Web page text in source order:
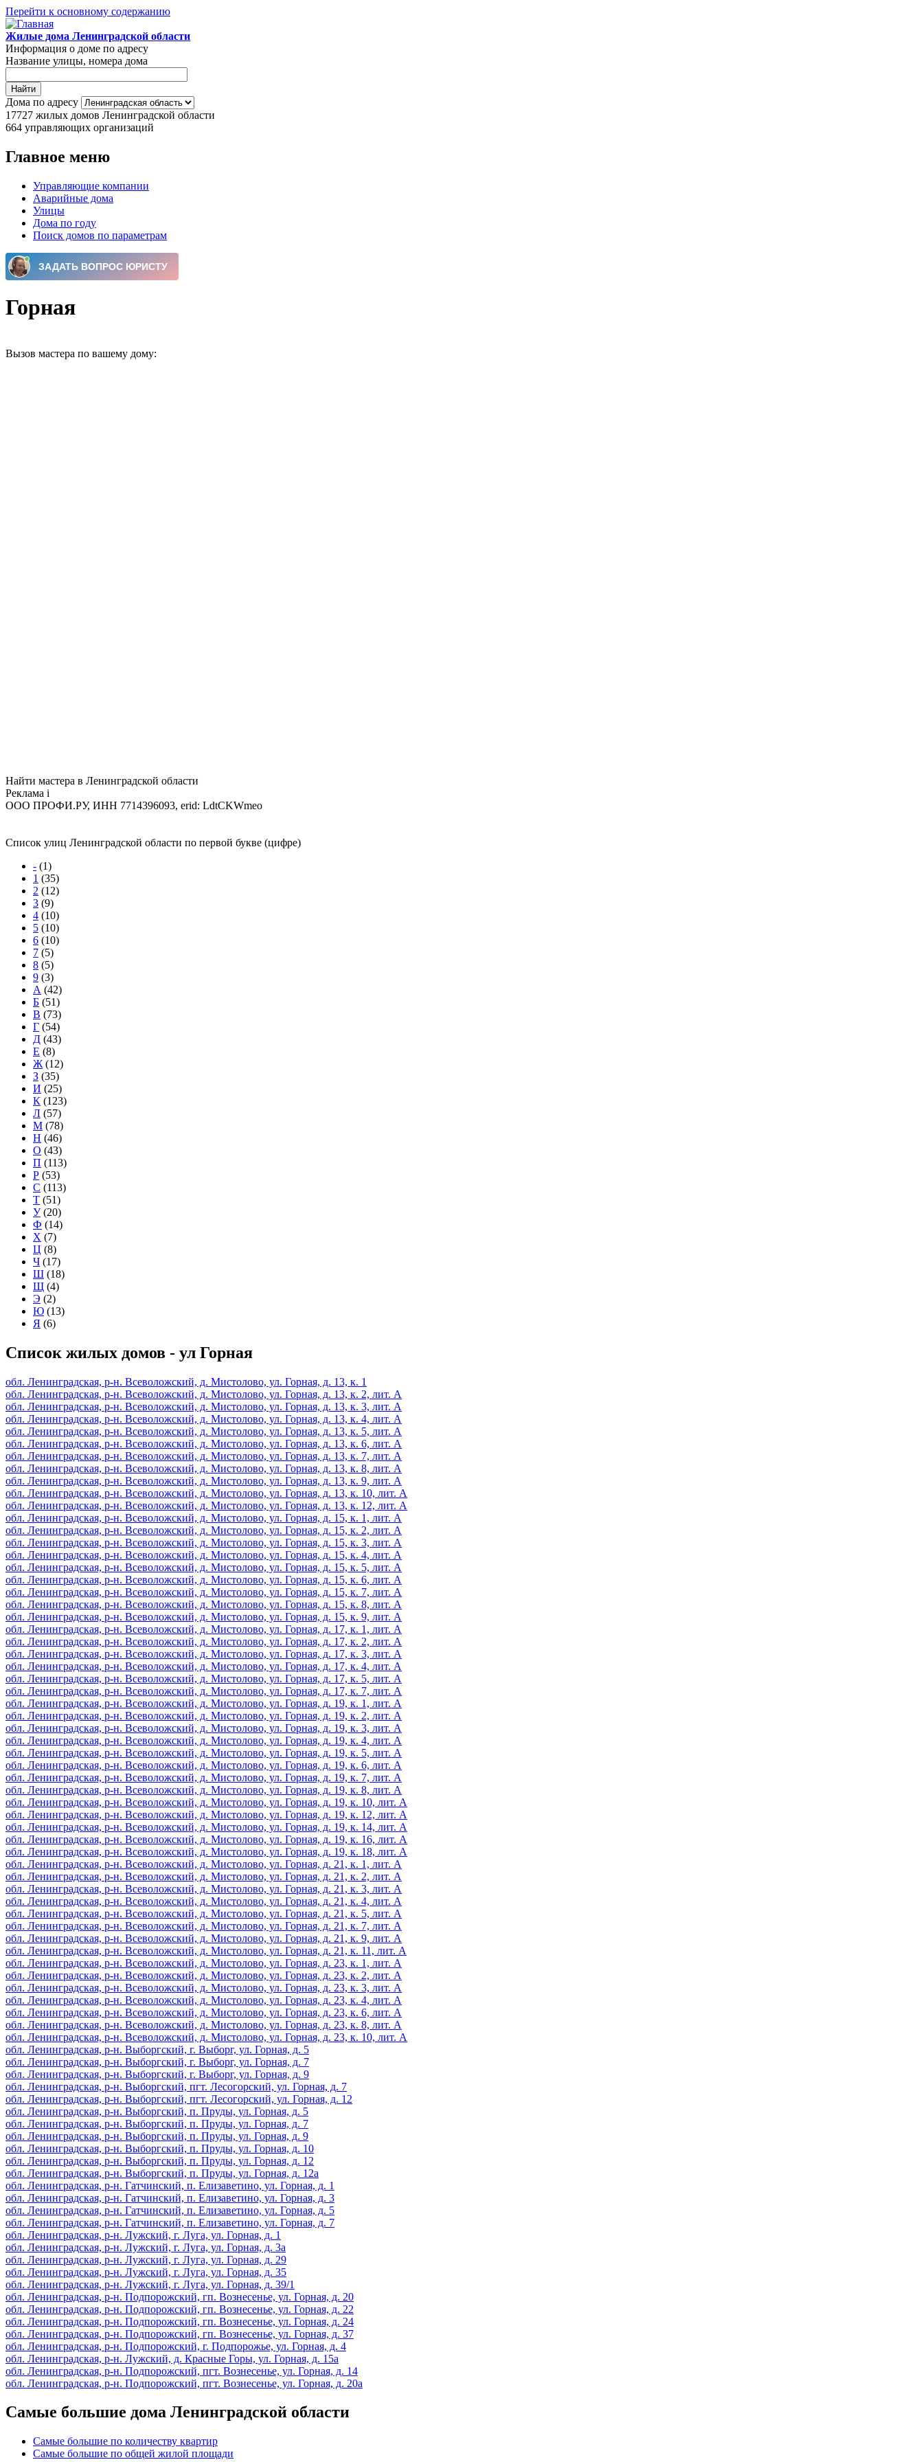
Перейти к основному содержанию
Жилые дома Ленинградской области
Информация о доме по адресу
Название улицы, номера дома
Дома по адресу
17727 жилых домов Ленинградской области
664 управляющих организаций
Главное меню
Управляющие компании
Аварийные дома
Улицы
Дома по году
Поиск домов по параметрам
Горная
Вызов мастера по вашему дому:
Найти мастера в Ленинградской области
Реклама i
ООО ПРОФИ.РУ, ИНН 7714396093, erid: LdtCKWmeo
Список улиц Ленинградской области по первой букве (цифре)
- (1)
1 (35)
2 (12)
3 (9)
4 (10)
5 (10)
6 (10)
7 (5)
8 (5)
9 (3)
А (42)
Б (51)
В (73)
Г (54)
Д (43)
Е (8)
Ж (12)
З (35)
И (25)
К (123)
Л (57)
М (78)
Н (46)
О (43)
П (113)
Р (53)
С (113)
Т (51)
У(20)
Ф (14)
Х (7)
Ц (8)
Ч (17)
Ш (18)
Щ (4)
Э (2)
Ю (13)
Я (6)
Список жилых домов - ул Горная
обл. Ленинградская, р-н. Всеволожский, д. Мистолово, ул. Горная, д. 13, к. 1
обл. Ленинградская, р-н. Всеволожский, д. Мистолово, ул. Горная, д. 13, к. 2, лит. А
обл. Ленинградская, р-н. Всеволожский, д. Мистолово, ул. Горная, д. 13, к. 3, лит. А
обл. Ленинградская, р-н. Всеволожский, д. Мистолово, ул. Горная, д. 13, к. 4, лит. А
обл. Ленинградская, р-н. Всеволожский, д. Мистолово, ул. Горная, д. 13, к. 5, лит. А
обл. Ленинградская, р-н. Всеволожский, д. Мистолово, ул. Горная, д. 13, к. 6, лит. А
обл. Ленинградская, р-н. Всеволожский, д. Мистолово, ул. Горная, д. 13, к. 7, лит. А
обл. Ленинградская, р-н. Всеволожский, д. Мистолово, ул. Горная, д. 13, к. 8, лит. А
обл. Ленинградская, р-н. Всеволожский, д. Мистолово, ул. Горная, д. 13, к. 9, лит. А
обл. Ленинградская, р-н. Всеволожский, д. Мистолово, ул. Горная, д. 13, к. 10, лит. А
обл. Ленинградская, р-н. Всеволожский, д. Мистолово, ул. Горная, д. 13, к. 12, лит. А
обл. Ленинградская, р-н. Всеволожский, д. Мистолово, ул. Горная, д. 15, к. 1, лит. А
обл. Ленинградская, р-н. Всеволожский, д. Мистолово, ул. Горная, д. 15, к. 2, лит. А
обл. Ленинградская, р-н. Всеволожский, д. Мистолово, ул. Горная, д. 15, к. 3, лит. А
обл. Ленинградская, р-н. Всеволожский, д. Мистолово, ул. Горная, д. 15, к. 4, лит. А
обл. Ленинградская, р-н. Всеволожский, д. Мистолово, ул. Горная, д. 15, к. 5, лит. А
обл. Ленинградская, р-н. Всеволожский, д. Мистолово, ул. Горная, д. 15, к. 6, лит. А
обл. Ленинградская, р-н. Всеволожский, д. Мистолово, ул. Горная, д. 15, к. 7, лит. А
обл. Ленинградская, р-н. Всеволожский, д. Мистолово, ул. Горная, д. 15, к. 8, лит. А
обл. Ленинградская, р-н. Всеволожский, д. Мистолово, ул. Горная, д. 15, к. 9, лит. А
обл. Ленинградская, р-н. Всеволожский, д. Мистолово, ул. Горная, д. 17, к. 1, лит. А
обл. Ленинградская, р-н. Всеволожский, д. Мистолово, ул. Горная, д. 17, к. 2, лит. А
обл. Ленинградская, р-н. Всеволожский, д. Мистолово, ул. Горная, д. 17, к. 3, лит. А
обл. Ленинградская, р-н. Всеволожский, д. Мистолово, ул. Горная, д. 17, к. 4, лит. А
обл. Ленинградская, р-н. Всеволожский, д. Мистолово, ул. Горная, д. 17, к. 5, лит. А
обл. Ленинградская, р-н. Всеволожский, д. Мистолово, ул. Горная, д. 17, к. 7, лит. А
обл. Ленинградская, р-н. Всеволожский, д. Мистолово, ул. Горная, д. 19, к. 1, лит. А
обл. Ленинградская, р-н. Всеволожский, д. Мистолово, ул. Горная, д. 19, к. 2, лит. А
обл. Ленинградская, р-н. Всеволожский, д. Мистолово, ул. Горная, д. 19, к. 3, лит. А
обл. Ленинградская, р-н. Всеволожский, д. Мистолово, ул. Горная, д. 19, к. 4, лит. А
обл. Ленинградская, р-н. Всеволожский, д. Мистолово, ул. Горная, д. 19, к. 5, лит. А
обл. Ленинградская, р-н. Всеволожский, д. Мистолово, ул. Горная, д. 19, к. 6, лит. А
обл. Ленинградская, р-н. Всеволожский, д. Мистолово, ул. Горная, д. 19, к. 7, лит. А
обл. Ленинградская, р-н. Всеволожский, д. Мистолово, ул. Горная, д. 19, к. 8, лит. А
обл. Ленинградская, р-н. Всеволожский, д. Мистолово, ул. Горная, д. 19, к. 10, лит. А
обл. Ленинградская, р-н. Всеволожский, д. Мистолово, ул. Горная, д. 19, к. 12, лит. А
обл. Ленинградская, р-н. Всеволожский, д. Мистолово, ул. Горная, д. 19, к. 14, лит. А
обл. Ленинградская, р-н. Всеволожский, д. Мистолово, ул. Горная, д. 19, к. 16, лит. А
обл. Ленинградская, р-н. Всеволожский, д. Мистолово, ул. Горная, д. 19, к. 18, лит. А
обл. Ленинградская, р-н. Всеволожский, д. Мистолово, ул. Горная, д. 21, к. 1, лит. А
обл. Ленинградская, р-н. Всеволожский, д. Мистолово, ул. Горная, д. 21, к. 2, лит. А
обл. Ленинградская, р-н. Всеволожский, д. Мистолово, ул. Горная, д. 21, к. 3, лит. А
обл. Ленинградская, р-н. Всеволожский, д. Мистолово, ул. Горная, д. 21, к. 4, лит. А
обл. Ленинградская, р-н. Всеволожский, д. Мистолово, ул. Горная, д. 21, к. 5, лит. А
обл. Ленинградская, р-н. Всеволожский, д. Мистолово, ул. Горная, д. 21, к. 7, лит. А
обл. Ленинградская, р-н. Всеволожский, д. Мистолово, ул. Горная, д. 21, к. 9, лит. А
обл. Ленинградская, р-н. Всеволожский, д. Мистолово, ул. Горная, д. 21, к. 11, лит. А
обл. Ленинградская, р-н. Всеволожский, д. Мистолово, ул. Горная, д. 23, к. 1, лит. А
обл. Ленинградская, р-н. Всеволожский, д. Мистолово, ул. Горная, д. 23, к. 2, лит. А
обл. Ленинградская, р-н. Всеволожский, д. Мистолово, ул. Горная, д. 23, к. 3, лит. А
обл. Ленинградская, р-н. Всеволожский, д. Мистолово, ул. Горная, д. 23, к. 4, лит. А
обл. Ленинградская, р-н. Всеволожский, д. Мистолово, ул. Горная, д. 23, к. 6, лит. А
обл. Ленинградская, р-н. Всеволожский, д. Мистолово, ул. Горная, д. 23, к. 8, лит. А
обл. Ленинградская, р-н. Всеволожский, д. Мистолово, ул. Горная, д. 23, к. 10, лит. А
обл. Ленинградская, р-н. Выборгский, г. Выборг, ул. Горная, д. 5
обл. Ленинградская, р-н. Выборгский, г. Выборг, ул. Горная, д. 7
обл. Ленинградская, р-н. Выборгский, г. Выборг, ул. Горная, д. 9
обл. Ленинградская, р-н. Выборгский, пгт. Лесогорский, ул. Горная, д. 7
обл. Ленинградская, р-н. Выборгский, пгт. Лесогорский, ул. Горная, д. 12
обл. Ленинградская, р-н. Выборгский, п. Пруды, ул. Горная, д. 5
обл. Ленинградская, р-н. Выборгский, п. Пруды, ул. Горная, д. 7
обл. Ленинградская, р-н. Выборгский, п. Пруды, ул. Горная, д. 9
обл. Ленинградская, р-н. Выборгский, п. Пруды, ул. Горная, д. 10
обл. Ленинградская, р-н. Выборгский, п. Пруды, ул. Горная, д. 12
обл. Ленинградская, р-н. Выборгский, п. Пруды, ул. Горная, д. 12а
обл. Ленинградская, р-н. Гатчинский, п. Елизаветино, ул. Горная, д. 1
обл. Ленинградская, р-н. Гатчинский, п. Елизаветино, ул. Горная, д. 3
обл. Ленинградская, р-н. Гатчинский, п. Елизаветино, ул. Горная, д. 5
обл. Ленинградская, р-н. Гатчинский, п. Елизаветино, ул. Горная, д. 7
обл. Ленинградская, р-н. Лужский, г. Луга, ул. Горная, д. 1
обл. Ленинградская, р-н. Лужский, г. Луга, ул. Горная, д. 3а
обл. Ленинградская, р-н. Лужский, г. Луга, ул. Горная, д. 29
обл. Ленинградская, р-н. Лужский, г. Луга, ул. Горная, д. 35
обл. Ленинградская, р-н. Лужский, г. Луга, ул. Горная, д. 39/1
обл. Ленинградская, р-н. Подпорожский, гп. Вознесенье, ул. Горная, д. 20
обл. Ленинградская, р-н. Подпорожский, гп. Вознесенье, ул. Горная, д. 22
обл. Ленинградская, р-н. Подпорожский, гп. Вознесенье, ул. Горная, д. 24
обл. Ленинградская, р-н. Подпорожский, гп. Вознесенье, ул. Горная, д. 37
обл. Ленинградская, р-н. Подпорожский, г. Подпорожье, ул. Горная, д. 4
обл. Ленинградская, р-н. Лужский, д. Красные Горы, ул. Горная, д. 15а
обл. Ленинградская, р-н. Подпорожский, пгт. Вознесенье, ул. Горная, д. 14
обл. Ленинградская, р-н. Подпорожский, пгт. Вознесенье, ул. Горная, д. 20а
Самые большие дома Ленинградской области
Самые большие по количеству квартир
Самые большие по общей жилой площади